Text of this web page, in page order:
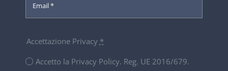
Accettazione Privacy *
Accetto la Privacy Policy. Reg. UE 2016/679.